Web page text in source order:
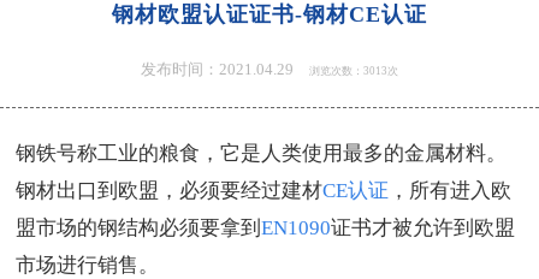
钢材欧盟认证证书-钢材CE认证
发布时间：2021.04.29 浏览次数：3013次
钢铁号称工业的粮食，它是人类使用最多的金属材料。
钢材出口到欧盟，必须要经过建材CE认证 ，所有进入欧
盟市场的钢结构必须要拿到EN1090证书才被允许到欧盟
市场进行销售。